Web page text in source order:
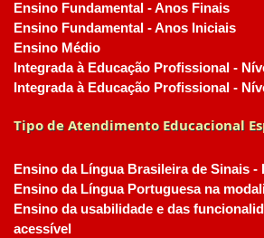
Ensino Fundamental - Anos Finais
Ensino Fundamental - Anos Iniciais
Ensino Médio
Integrada à Educação Profissional -
Integrada à Educação Profissional -
Tipo de Atendimento Educacional
Ensino da Língua Brasileira de Sinais -
Ensino da Língua Portuguesa na
Ensino da usabilidade e das
acessível